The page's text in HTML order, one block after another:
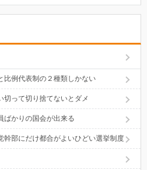
比例代表制の２種類しかない
切って切り捨てないとダメ
ばかりの国会が出来る
部にだけ都合がよいひどい選挙制度